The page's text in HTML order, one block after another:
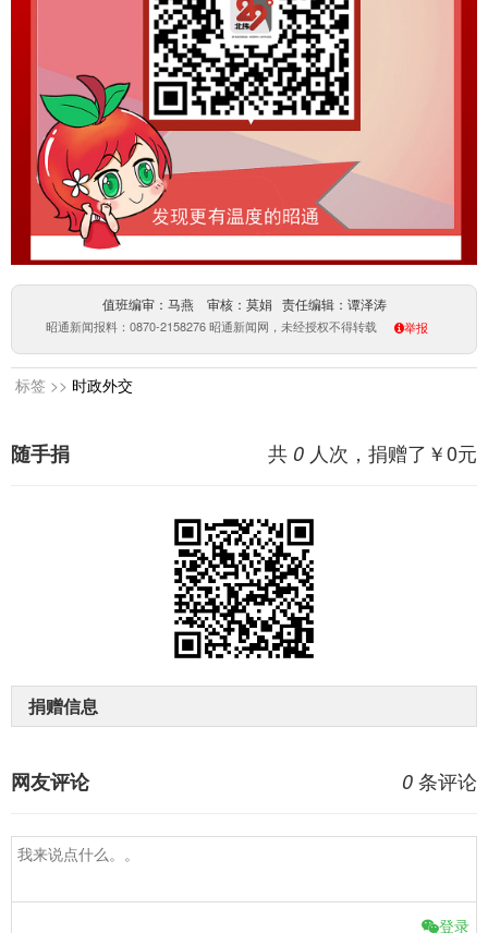
值班编审：马燕 审核：莫娟 责任编辑：谭泽涛
昭通新闻报料：0870-2158276 昭通新闻网，未经授权不得转载 举报
标签 >> 时政外交
共 0 人次，捐赠了￥0元
随手捐
捐赠信息
0 条评论
网友评论
登录